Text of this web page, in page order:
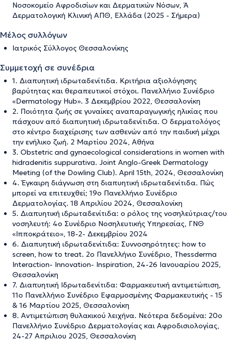
Νοσοκομείο Αφροδισίων και Δερματικών Νόσων, Ά
Δερματολογική Κλινική ΑΠΘ, Ελλάδα (2025 - Σήμερα)
Μέλος συλλόγων
Ιατρικός Σύλλογος Θεσσαλονίκης
Συμμετοχή σε συνέδρια
1. Διαπυητική ιδρωταδενίτιδα. Κριτήρια αξιολόγησης
βαρύτητας και θεραπευτικοί στόχοι. Πανελλήνιο Συνέδριο
«Dermatology Hub». 3 Δεκεμβρίου 2022, Θεσσαλονίκη
2. Ποιότητα ζωής σε γυναίκες αναπαραγωγικής ηλικίας που
πάσχουν από διαπυητική ιδρωταδενίτιδα. Ο δερματολόγος
στο κέντρο διαχείρισης των ασθενών από την παιδική μέχρι
την ενήλικο ζωή. 2 Μαρτίου 2024, Αθήνα
3. Obstetric and gynaecological considerations in women with
hidradenitis suppurativa. Joint Anglo-Greek Dermatology
Meeting (of the Dowling Club). April 15th, 2024, Θεσσαλονίκη
4. Έγκαιρη διάγνωση στη διαπυητική ιδρωταδενίτιδα. Πώς
μπορεί να επιτευχθεί; 19ο Πανελλήνιο Συνέδριο
Δερματολογίας. 18 Απριλίου 2024, Θεσσαλονίκη
5. Διαπυητική ιδρωταδενίτιδα: ο ρόλος της νοσηλεύτριας/του
νοσηλευτή: 4ο Συνέδριο Νοσηλευτικής Υπηρεσίας, ΓΝΘ
«Ιπποκράτειο», 18-2- Δεκεμβρίου 2024
6. Διαπυητική ιδρωταδενίτιδα: Συννοσηρότητες: how to
screen, how to treat. 2ο Πανελλήνιο Συνέδριο, Thessderma
Interaction- Innovation- Inspiration, 24-26 Ιανουαρίου 2025,
Θεσσαλονίκη
7. Διαπυητική Ιδρωταδενίτιδα: Φαρμακευτική αντιμετώπιση,
11ο Πανελλήνιο Συνέδριο Εφαρμοσμένης Φαρμακευτικής - 15
& 16 Μαρτίου 2025, Θεσσαλονίκη
8. Αντιμετώπιση θυλακικού λειχήνα. Νεότερα δεδομένα: 20ο
Πανελλήνιο Συνέδριο Δερματολογίας και Αφροδισιολογίας,
24-27 Απριλιου 2025, Θεσσαλονίκη